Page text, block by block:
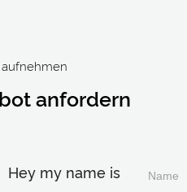
anfordern
Hey my name is